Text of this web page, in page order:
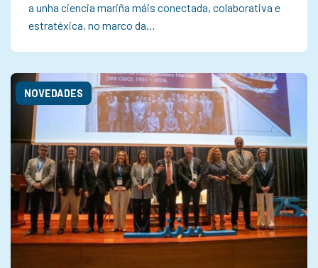
a unha ciencia mariña máis conectada, colaborativa e
estratéxica, no marco da…
NOVEDADES